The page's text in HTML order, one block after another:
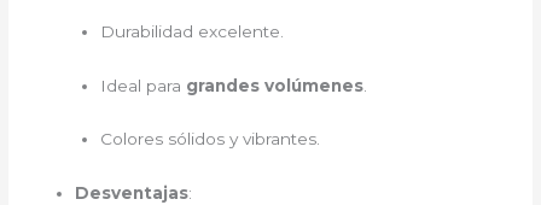
Durabilidad excelente.
Ideal para grandes volúmenes.
Colores sólidos y vibrantes.
Desventajas: